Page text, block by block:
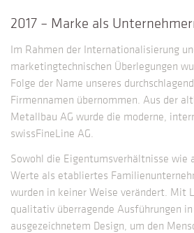
2017 – Marke als
Im Rahmen der Internationalisierung
marketingtechnischen Überlegungen
Folge der Name unseres
Firmennamen übernommen. Aus der
Metallbau AG wurde die moderne,
swissFineLine AG.
Sowohl die Eigentumsverhältnisse wie
Werte als etabliertes
wurden in keiner Weise verändert. Mit
qualitativ überragende Ausführungen
ausgezeichnetem Design, um den